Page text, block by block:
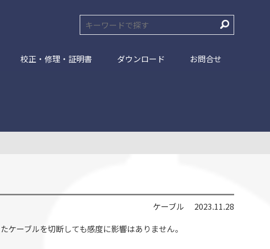
校正・修理・証明書 ダウンロード お問合せ
ケーブル
2023.11.28
ーブルを切断しても感度に影響はありません。